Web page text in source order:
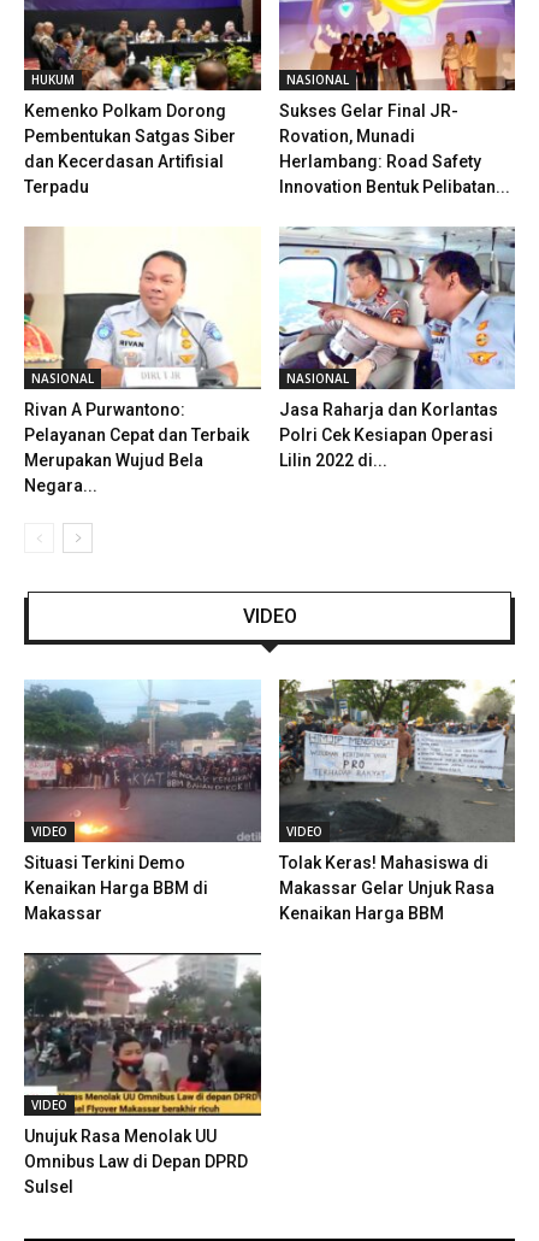
HUKUM
Kemenko Polkam Dorong
Pembentukan Satgas Siber
dan Kecerdasan Artifisial
Terpadu
NASIONAL
Sukses Gelar Final JR-
Rovation, Munadi
Herlambang: Road Safety
Innovation Bentuk Pelibatan...
NASIONAL
Rivan A Purwantono:
Pelayanan Cepat dan Terbaik
Merupakan Wujud Bela
Negara...
NASIONAL
Jasa Raharja dan Korlantas
Polri Cek Kesiapan Operasi
Lilin 2022 di...
VIDEO
VIDEO
Situasi Terkini Demo
Kenaikan Harga BBM di
Makassar
VIDEO
Tolak Keras! Mahasiswa di
Makassar Gelar Unjuk Rasa
Kenaikan Harga BBM
VIDEO
Unujuk Rasa Menolak UU
Omnibus Law di Depan DPRD
Sulsel